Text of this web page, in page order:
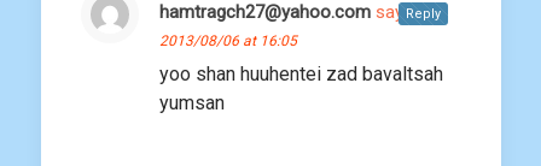
hamtragch27@yahoo.com says:
2013/08/06 at 16:05
yoo shan huuhentei zad bavaltsah
yumsan
Reply